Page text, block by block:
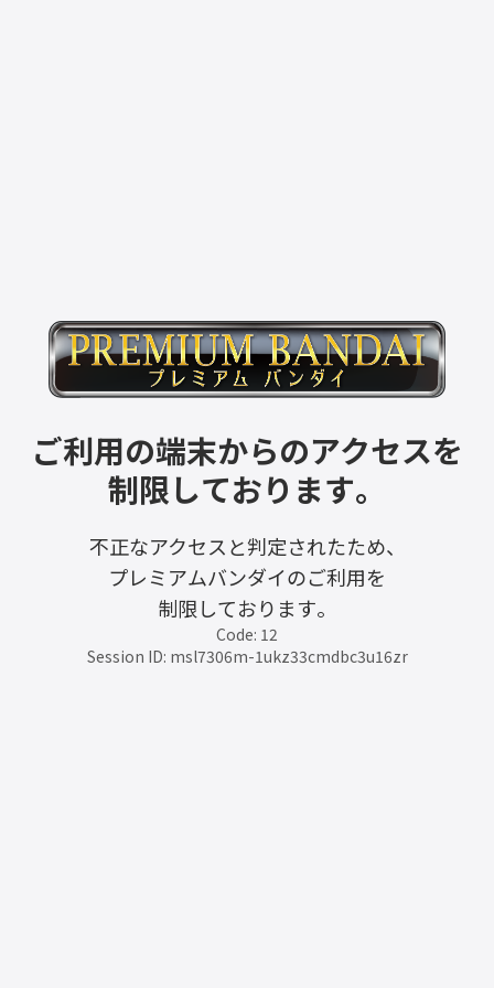
ご利用の端末からのアクセスを
制限しております。
不正なアクセスと判定されたため、
プレミアムバンダイのご利用を
制限しております。
Code: 12
Session ID: msl7306m-1ukz33cmdbc3u16zr